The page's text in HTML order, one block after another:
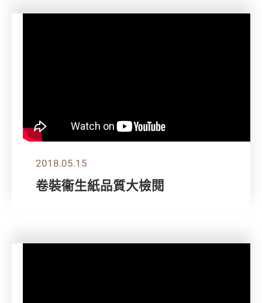
2018.05.15
卷裝衞生紙品質大檢閱